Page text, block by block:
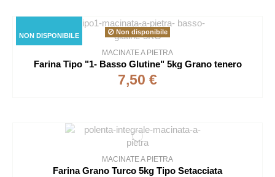
NON DISPONIBILE Non disponibile
MACINATE A PIETRA
Farina Tipo "1- Basso Glutine" 5kg Grano tenero
7,50 €
MACINATE A PIETRA
Farina Grano Turco 5kg Tipo Setacciata